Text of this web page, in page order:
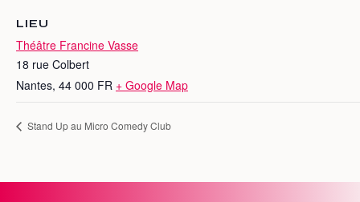
LIEU
Théâtre Francine Vasse
18 rue Colbert
Nantes, 44 000 FR + Google Map
Stand Up au Micro Comedy Club